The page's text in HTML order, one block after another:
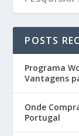
POSTS
Programa
Vantagens
Onde
Portugal